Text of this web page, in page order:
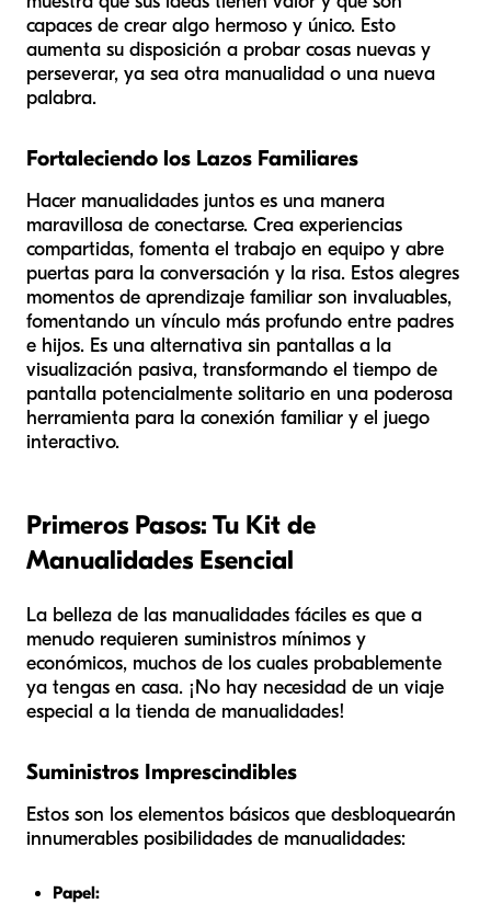
capaces de crear algo hermoso y único. Esto
aumenta su disposición a probar cosas nuevas y
perseverar, ya sea otra manualidad o una nueva
palabra.
Fortaleciendo los Lazos Familiares
Hacer manualidades juntos es una manera
maravillosa de conectarse. Crea experiencias
compartidas, fomenta el trabajo en equipo y abre
puertas para la conversación y la risa. Estos alegres
momentos de aprendizaje familiar son invaluables,
fomentando un vínculo más profundo entre padres
e hijos. Es una alternativa sin pantallas a la
visualización pasiva, transformando el tiempo de
pantalla potencialmente solitario en una poderosa
herramienta para la conexión familiar y el juego
interactivo.
Primeros Pasos: Tu Kit de
Manualidades Esencial
La belleza de las manualidades fáciles es que a
menudo requieren suministros mínimos y
económicos, muchos de los cuales probablemente
ya tengas en casa. ¡No hay necesidad de un viaje
especial a la tienda de manualidades!
Suministros Imprescindibles
Estos son los elementos básicos que desbloquearán
innumerables posibilidades de manualidades:
Papel: